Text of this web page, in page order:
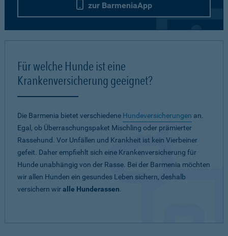
zur BarmeniaApp
Für welche Hunde ist eine
Krankenversicherung geeignet?
Die Barmenia bietet verschiedene Hundeversicherungen an.
Egal, ob Überraschungspaket Mischling oder prämierter
Rassehund. Vor Unfällen und Krankheit ist kein Vierbeiner
gefeit. Daher empfiehlt sich eine Krankenversicherung für
Hunde unabhängig von der Rasse. Bei der Barmenia möchten
wir allen Hunden ein gesundes Leben sichern, deshalb
versichern wiralle Hunderassen.